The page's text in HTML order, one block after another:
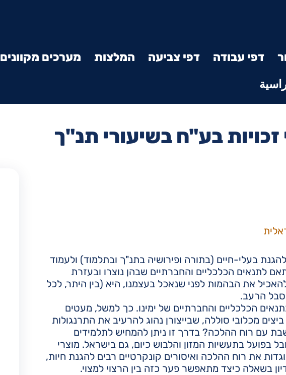
דפי עבודה דפי צביעה המלצות מערכים מקוונים
בע"ח בשיעורי תנ"ך
בעלי-חיים (בתורה ופירושיה בתנ"ך ובתלמוד) ולעמוד
לתנאים הכלכליים והחברתיים שבהן נוצרו ובעזרת
את הבהמות לפני שנאכל בעצמנו, היא (בין היתר, לכל
הרעב.
הכלכליים והחברתיים של ימינו. כך למשל, מעטים
מכלובי סוללה, שבייצורן נהוג להרעיב את התרנגולות
עם רוח ההלכה? בדרך זו ניתן להמחיש לתלמידים
בתעשיות המזון והלבוש כיום, גם בישראל. מוצרי
את רוח ההלכה ואיסורים קונקרטיים רבים להגנת חיות,
בשאלה כיצד מתאפשר פער כזה בין הרצוי למצוי.